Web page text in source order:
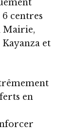
6 centres
Mairie,
et
en